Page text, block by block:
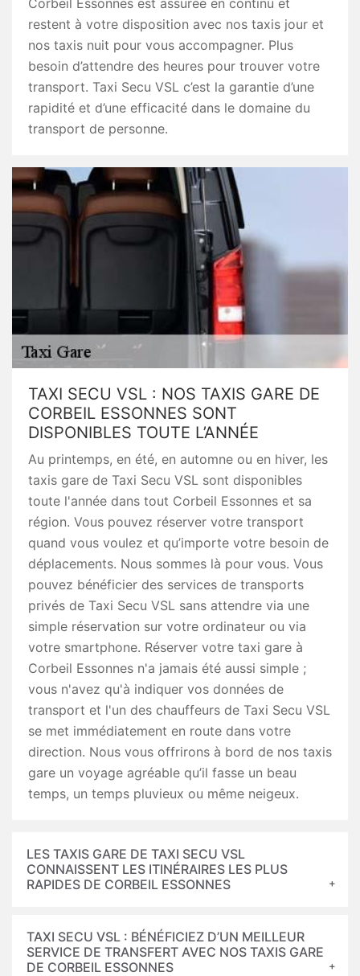
Corbeil Essonnes est assurée en continu et
restent à votre disposition avec nos taxis jour et
nos taxis nuit pour vous accompagner. Plus
besoin d’attendre des heures pour trouver votre
transport. Taxi Secu VSL c’est la garantie d’une
rapidité et d’une efficacité dans le domaine du
transport de personne.
TAXI SECU VSL : NOS TAXIS GARE DE
CORBEIL ESSONNES SONT
DISPONIBLES TOUTE L’ANNÉE
Au printemps, en été, en automne ou en hiver, les
taxis gare de Taxi Secu VSL sont disponibles
toute l'année dans tout Corbeil Essonnes et sa
région. Vous pouvez réserver votre transport
quand vous voulez et qu’importe votre besoin de
déplacements. Nous sommes là pour vous. Vous
pouvez bénéficier des services de transports
privés de Taxi Secu VSL sans attendre via une
simple réservation sur votre ordinateur ou via
votre smartphone. Réserver votre taxi gare à
Corbeil Essonnes n'a jamais été aussi simple ;
vous n'avez qu'à indiquer vos données de
transport et l'un des chauffeurs de Taxi Secu VSL
se met immédiatement en route dans votre
direction. Nous vous offrirons à bord de nos taxis
gare un voyage agréable qu’il fasse un beau
temps, un temps pluvieux ou même neigeux.
LES TAXIS GARE DE TAXI SECU VSL
CONNAISSENT LES ITINÉRAIRES LES PLUS
RAPIDES DE CORBEIL ESSONNES
TAXI SECU VSL : BÉNÉFICIEZ D’UN MEILLEUR
SERVICE DE TRANSFERT AVEC NOS TAXIS GARE
DE CORBEIL ESSONNES